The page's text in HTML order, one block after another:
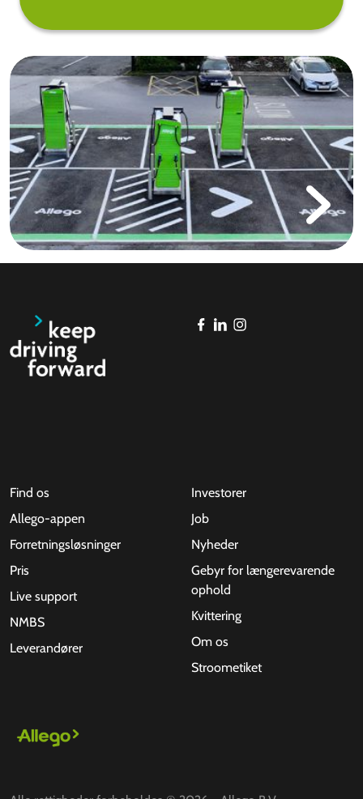
Find os
Allego-appen
Forretningsløsninger
Pris
Live support
NMBS
Leverandører
Investorer
Job
Nyheder
Gebyr for længerevarende
ophold
Kvittering
Om os
Stroometiket